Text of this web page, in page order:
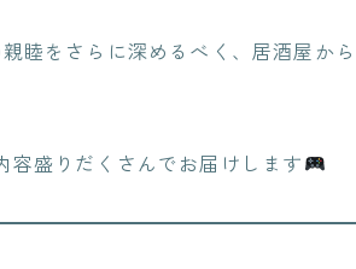
・AMR
睦をさらに深めるべく、居酒屋か
容盛りだくさんでお届けします